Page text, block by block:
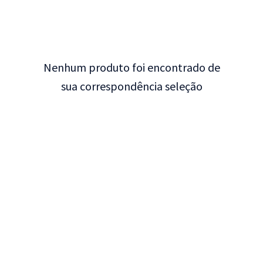
Nenhum produto foi encontrado de
sua correspondência seleção